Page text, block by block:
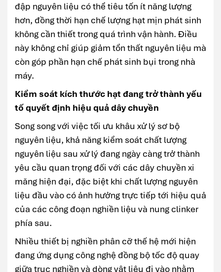
đập nguyên liệu có thể tiêu tốn ít năng lượng
hơn, đồng thời hạn chế lượng hạt mịn phát sinh
không cần thiết trong quá trình vận hành. Điều
này không chỉ giúp giảm tổn thất nguyên liệu mà
còn góp phần hạn chế phát sinh bụi trong nhà
máy.
Kiểm soát kích thước hạt đang trở thành yếu
tố quyết định hiệu quả dây chuyền
Song song với việc tối ưu khâu xử lý sơ bộ
nguyên liệu, khả năng kiểm soát chất lượng
nguyên liệu sau xử lý đang ngày càng trở thành
yêu cầu quan trọng đối với các dây chuyền xi
măng hiện đại, đặc biệt khi chất lượng nguyên
liệu đầu vào có ảnh hưởng trực tiếp tới hiệu quả
của các công đoạn nghiền liệu và nung clinker
phía sau.
Nhiều thiết bị nghiền phân cỡ thế hệ mới hiện
đang ứng dụng công nghệ đồng bộ tốc độ quay
giữa trục nghiền và dòng vật liệu đi vào nhằm